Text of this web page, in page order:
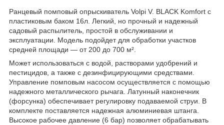
Ранцевый помповый опрыскиватель Volpi V. BLACK Komfort с
пластиковым баком 16л. Легкий, но прочный и надежный
садовый распылитель, простой в обслуживании и
эксплуатации. Модель подойдет для обработки участков
средней площади — от 200 до 700 м².
Может использоваться с водой, растворами удобрений и
пестицидов, а также с дезинфицирующими средствами.
Управление помповым насосом осуществляется с помощью
надежного металлического рычага. Латунный наконечник
(форсунка) обеспечивает регулировку подаваемой струи. В
комплекте поставляется надежная алюминиевая штанга.
Высокое рабочее давление (6 бар) позволяет обрабатывать